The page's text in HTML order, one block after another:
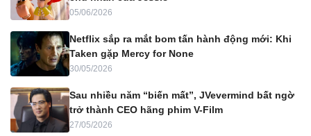
05/06/2026
Netflix sắp ra mắt bom tấn hành động mới: Khi
Taken gặp Mercy for None
30/05/2026
Sau nhiều năm “biến mất”, JVevermind bất ngờ
trở thành CEO hãng phim V-Film
27/05/2026